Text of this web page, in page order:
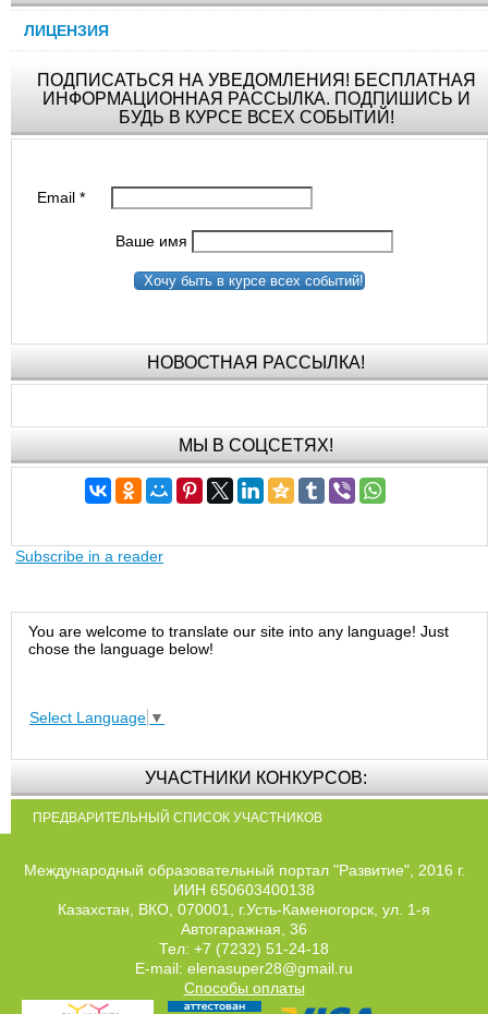
ЛИЦЕНЗИЯ
ПОДПИСАТЬСЯ НА УВЕДОМЛЕНИЯ! БЕСПЛАТНАЯ
ИНФОРМАЦИОННАЯ РАССЫЛКА. ПОДПИШИСЬ И
БУДЬ В КУРСЕ ВСЕХ СОБЫТИЙ!
Email*
Ваше имя
Хочу быть в курсе всех событий!
НОВОСТНАЯ РАССЫЛКА!
МЫ В СОЦСЕТЯХ!
Subscribe in a reader
You are welcome to translate our site into any language! Just
chose the language below!
Select Language ▼
УЧАСТНИКИ КОНКУРСОВ:
ПРЕДВАРИТЕЛЬНЫЙ СПИСОК УЧАСТНИКОВ
Международный образовательный портал "Развитие", 2016 г.
ИИН 650603400138
Казахстан, ВКО, 070001, г.Усть-Каменогорск, ул. 1-я
Автогаражная, 36
Тел: +7 (7232) 51-24-18
E-mail: elenasuper28@gmail.ru
Способы оплаты